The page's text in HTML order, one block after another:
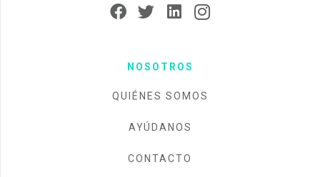
NOSOTROS
QUIÉNES SOMOS
AYÚDANOS
CONTACTO